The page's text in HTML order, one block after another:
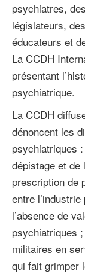
psychiatres,
législateurs,
éducateurs et
La CCDH
présentant
psychiatrique.
La CCDH
dénoncent les
psychiatriques
dépistage et de
prescription de
entre
l’absence de
psychiatriques
militaires en
qui fait grimper